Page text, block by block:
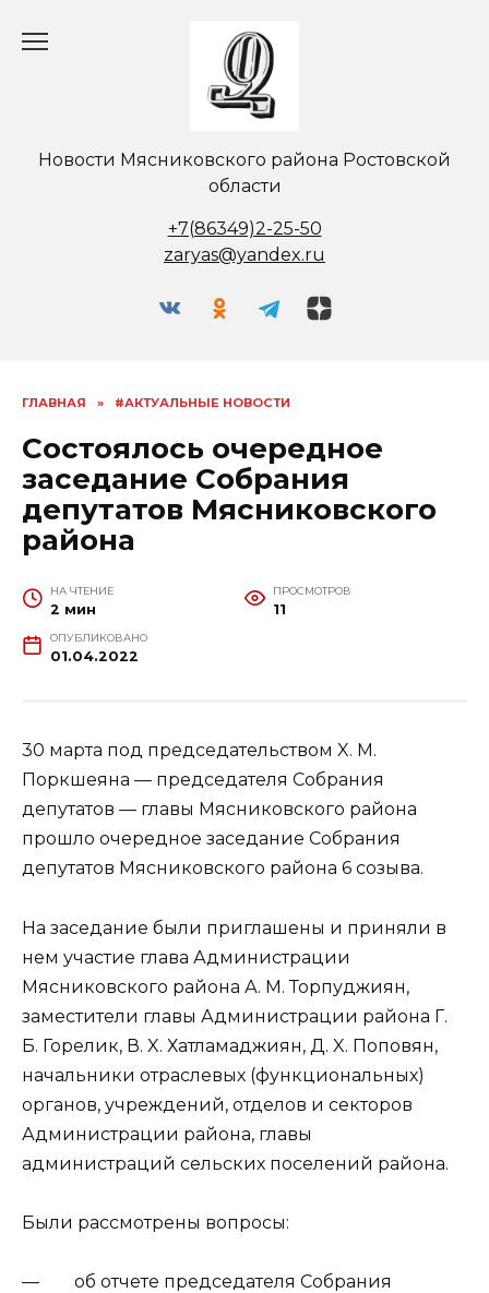
Новости Мясниковского района Ростовской
области
+7(86349)2-25-50
zaryas@yandex.ru
ГЛАВНАЯ » #АКТУАЛЬНЫЕ НОВОСТИ
Состоялось очередное
заседание Собрания
депутатов Мясниковского
района
НА ЧТЕНИЕ
2 мин
ПРОСМОТРОВ
11
ОПУБЛИКОВАНО
01.04.2022
30 марта под председательством X. М.
Поркшеяна — председателя Собрания
депутатов — главы Мясниковского района
прошло очередное заседание Собрания
депутатов Мясниковского района 6 созыва.
На заседание были приглашены и приняли в
нем участие глава Администрации
Мясниковского района А. М. Торпуджиян,
заместители главы Администрации района Г.
Б. Горелик, В. X. Хатламаджиян, Д. X. Поповян,
начальники отраслевых (функциональных)
органов, учреждений, отделов и секторов
Администрации района, главы
администраций сельских поселений района.
Были рассмотрены вопросы:
— об отчете председателя Собрания